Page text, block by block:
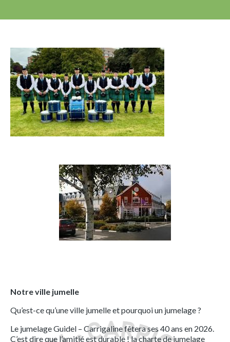
Notre ville jumelle
Qu’est-ce qu’une ville jumelle et pourquoi un jumelage ?
Le jumelage Guidel – Carrigaline fêtera ses 40 ans en 2026.
C’est dire que l’amitié est durable ! la charte de jumelage